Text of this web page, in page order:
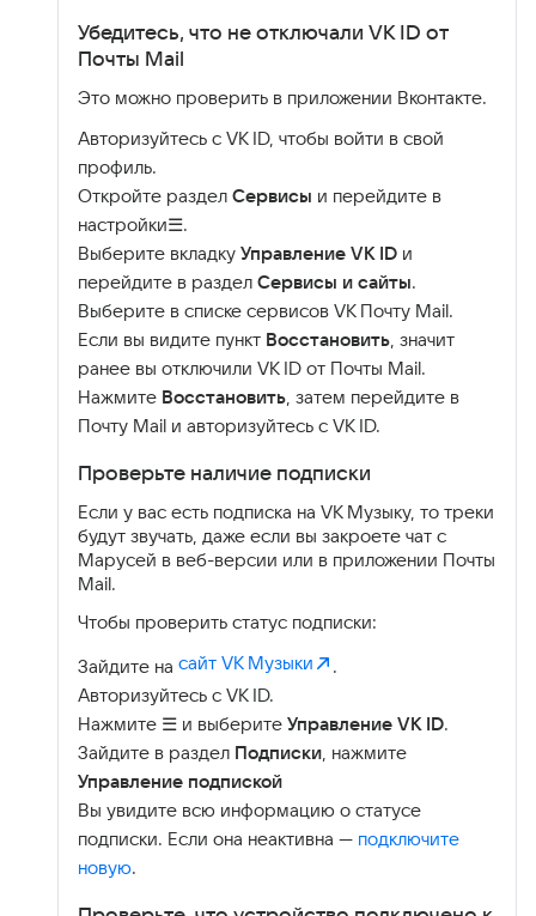
Убедитесь, что не отключали VK ID от
Почты Mail
Это можно проверить в приложении Вконтакте.
Авторизуйтесь с VK ID, чтобы войти в свой
профиль.
Откройте раздел Сервисы и перейдите в
настройки☰.
Выберите вкладку Управление VK ID и
перейдите в раздел Сервисы и сайты.
Выберите в списке сервисов VK Почту Mail.
Если вы видите пункт Восстановить, значит
ранее вы отключили VK ID от Почты Mail.
Нажмите Восстановить, затем перейдите в
Почту Mail и авторизуйтесь с VK ID.
Проверьте наличие подписки
Если у вас есть подписка на VK Музыку, то треки
будут звучать, даже если вы закроете чат с
Марусей в веб-версии или в приложении Почты
Mail.
Чтобы проверить статус подписки:
Зайдите на сайт VK Музыки
.
Авторизуйтесь с VK ID.
Нажмите ☰ и выберите Управление VK ID.
Зайдите в раздел Подписки, нажмите
Управление подпиской
Вы увидите всю информацию о статусе
подписки. Если она неактивна — подключите
новую.